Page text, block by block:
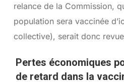
relance de la Commission,
population sera vaccinée
collective), serait donc